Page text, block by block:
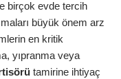
birçok evde tercih
büyük önem arz
en kritik
yıpranma veya
tamirine ihtiyaç